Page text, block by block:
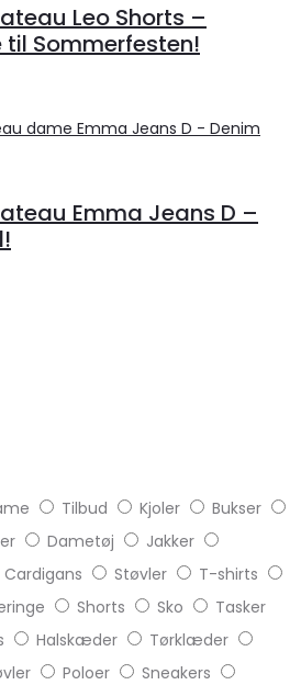
Leo Shorts –
Sommerfesten!
Emma Jeans D –
Tilbud Kjoler
Bukser
Dametøj
Jakker
Cardigans Støvler
T-shirts
Shorts Sko
Tasker
Halskæder
Tørklæder
Poloer
Sneakers